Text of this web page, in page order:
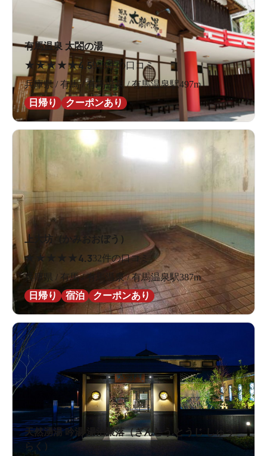
有馬温泉 太閤の湯
★ ★★★★4.5923件の口コミ
兵庫県 / 有馬 / 有馬温泉 / 有馬温泉駅497m
日帰り
クーポンあり
上大坊（かみおおぼう）
★ ★ ★ ★4.332件の口コミ
兵庫県 / 有馬 / 有馬温泉 / 有馬温泉駅387m
日帰り
宿泊 クーポンあり
天然湧湯 吟湯 湯治聚落（ぎんとう とうじ しゅう
らく）